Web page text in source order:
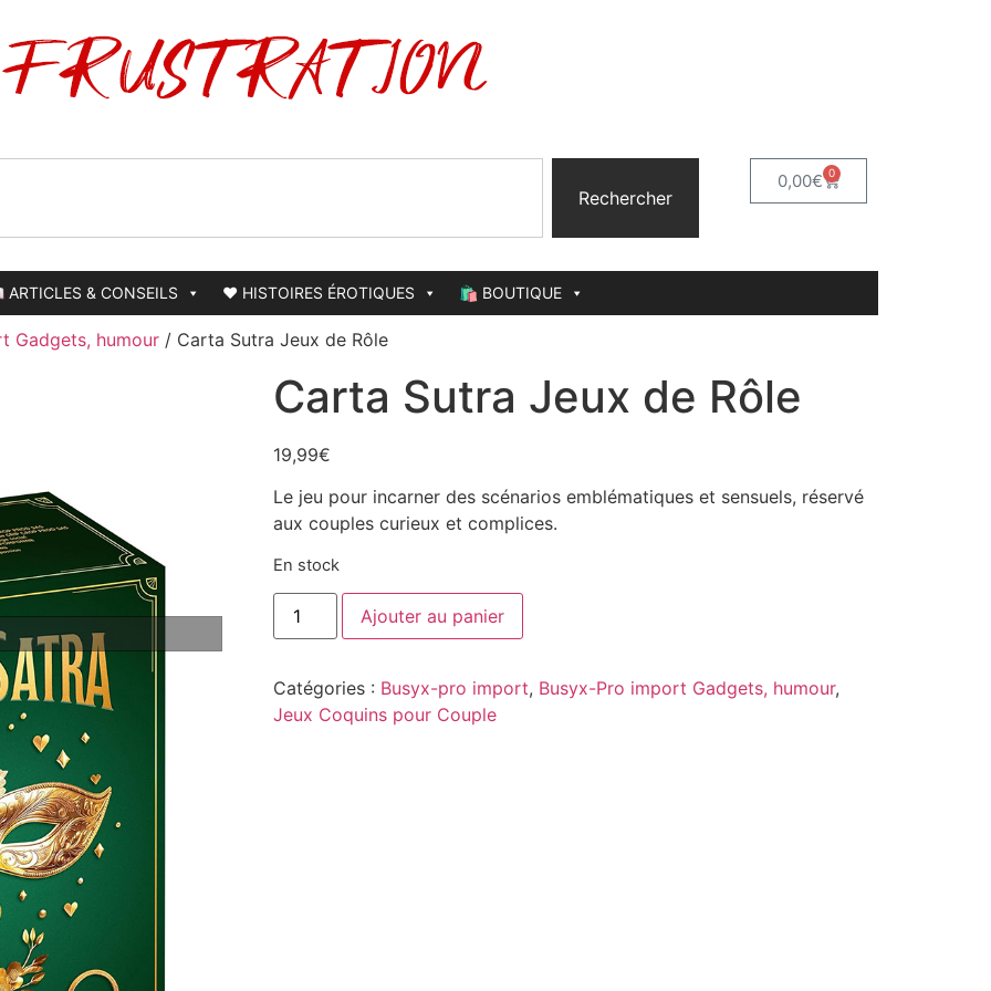
Rechercher
0,00€ 0
ARTICLES & CONSEILS ❤️ HISTOIRES ÉROTIQUES 🛍️ BOUTIQUE
Gadgets, humour / Carta Sutra Jeux de Rôle
Carta Sutra Jeux de Rôle
19,99€
Le jeu pour incarner des scénarios emblématiques et sensuels, réservé
aux couples curieux et complices.
En stock
Ajouter au panier
Catégories : Busyx-pro import, Busyx-Pro import Gadgets, humour,
Jeux Coquins pour Couple